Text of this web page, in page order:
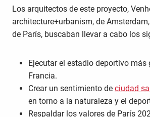
Los arquitectos de este proyecto,
architecture+urbanism, de
de París, buscaban llevar a cabo los
Ejecutar el estadio deportivo más
Francia.
Crear un sentimiento de ciudad
en torno a la naturaleza y el
Respaldar los valores de París